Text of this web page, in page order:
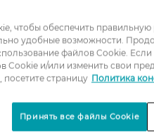
чтобы обеспечить правильную
удобные возможности.
файлов Cookie.
Cookie и/или изменить свои
страницу Политика
Принять все файлы Cookie